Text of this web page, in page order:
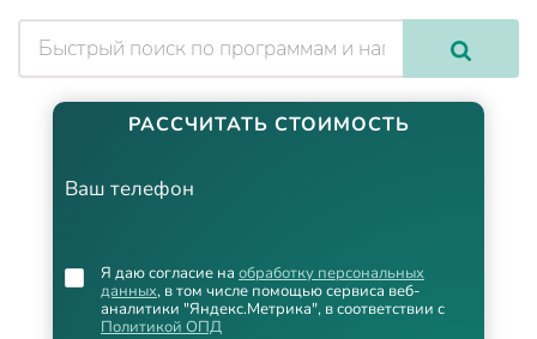
РАССЧИТАТЬ СТОИМОСТЬ
Ваш телефон
Я даю согласие на обработку персональных
данных, в том числе помощью сервиса веб-
аналитики "Яндекс.Метрика", в соответствии с
Политикой ОПД